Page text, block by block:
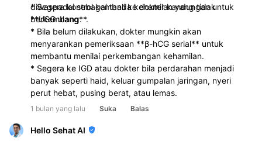
diwaspadai sebagai tanda kehamilan yang tidak
berkembang.
* Segera kontrol kembali ke dokter kandungan untuk
**USG ulang**.
* Bila belum dilakukan, dokter mungkin akan
menyarankan pemeriksaan **β-hCG serial** untuk
membantu menilai perkembangan kehamilan.
* Segera ke IGD atau dokter bila perdarahan menjadi
banyak seperti haid, keluar gumpalan jaringan, nyeri
perut hebat, pusing berat, atau lemas.
1 bulan yang lalu Suka Balas
Hello Sehat AI